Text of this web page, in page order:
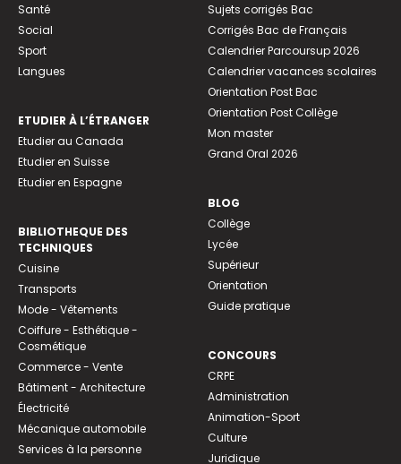
Santé
Social
Sport
Langues
ETUDIER À L’ÉTRANGER
Etudier au Canada
Etudier en Suisse
Etudier en Espagne
BIBLIOTHEQUE DES
TECHNIQUES
Cuisine
Transports
Mode - Vêtements
Coiffure - Esthétique -
Cosmétique
Commerce - Vente
Bâtiment - Architecture
Électricité
Mécanique automobile
Services à la personne
Sujets corrigés Bac
Corrigés Bac de Français
Calendrier Parcoursup 2026
Calendrier vacances scolaires
Orientation Post Bac
Orientation Post Collège
Mon master
Grand Oral 2026
BLOG
Collège
Lycée
Supérieur
Orientation
Guide pratique
CONCOURS
CRPE
Administration
Animation-Sport
Culture
Juridique